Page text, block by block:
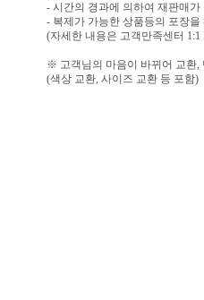
- 시간의 경과에 의하여 재판매
- 복제가 가능한 상품등의 포장을
(자세한 내용은 고객만족센터
※ 고객님의 마음이 바뀌어 교환,
(색상 교환, 사이즈 교환 등 포함)